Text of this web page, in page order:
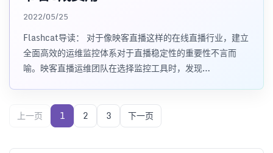
2022/05/25
Flashcat导读： 对于像映客直播这样的在线直播行业，建立
全面高效的运维监控体系对于直播稳定性的重要性不言而
喻。映客直播运维团队在选择监控工具时，发现
上一页 1 2 3 下一页